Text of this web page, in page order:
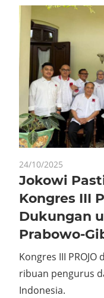
24/10/2025
Jokowi
Kongres III
Dukungan
Prabowo-
Kongres III
ribuan pengurus
Indonesia.